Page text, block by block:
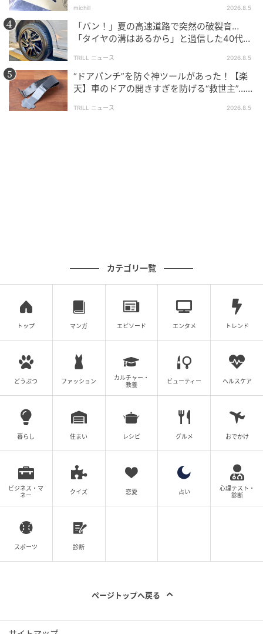
そのほか、ネギやマリーゴールドも、昔から使われて
いるコンパニオンプランツの一種です。
害虫対策④元気に育てる
意外かもしれませんが、虫が来にくくなるいちばんの
近道は、健康な土で元気に育てることです。
肥料を与えすぎて、特に窒素が過剰になると、やわら
かい新芽が増えます。
こうした新芽は、虫の好物になりやすいといわれてい
るので要注意です！
実際、買ってきた苗には虫がついていることもありま
すが、自然の堆肥と土だけで育てた苗は、驚くほど虫
がつかずきれいに育ちました。
自然農法では、「控えめな肥料」と「ふかふかの土」
できることから始めてみて♪
michill 2026.8.5
「バン！」夏の高速道路で突然の破裂音…
「タイヤの溝はあるから」と過信した40代男
TRILL ニュース 2026.8.5
“ドアパンチ”を防ぐ神ツールがあった！【楽
天】車のドアの開きすぎを防げる“救世主”…手
TRILL ニュース 2026.8.5
カテゴリ一覧
トップ マンガ エピソード エンタメ トレンド
どうぶつ ファッション
カルチャー・
教養
ビューティー ヘルスケア
暮らし 住まい レシピ グルメ おでかけ
ビジネス・マ
ネー
クイズ 恋愛 占い
心理テスト・
診断
スポーツ 診断
ページトップへ戻る